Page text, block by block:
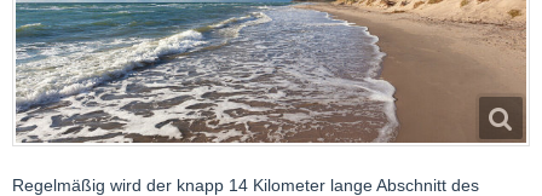
Regelmäßig wird der knapp 14 Kilometer lange Abschnitt des